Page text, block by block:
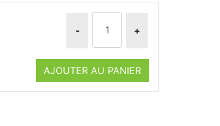
- +
AJOUTER AU PANIER